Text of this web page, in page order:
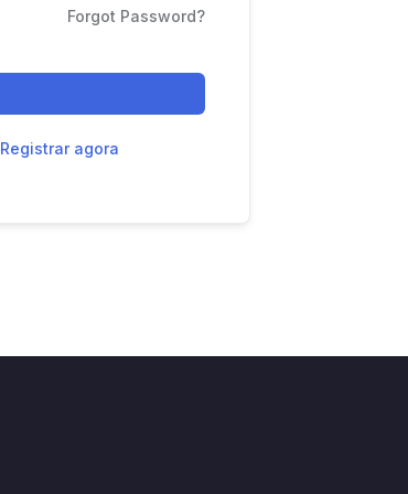
Forgot Password?
Registrar agora